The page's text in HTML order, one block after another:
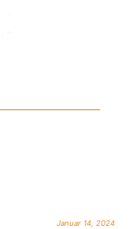
Januar 14, 2024